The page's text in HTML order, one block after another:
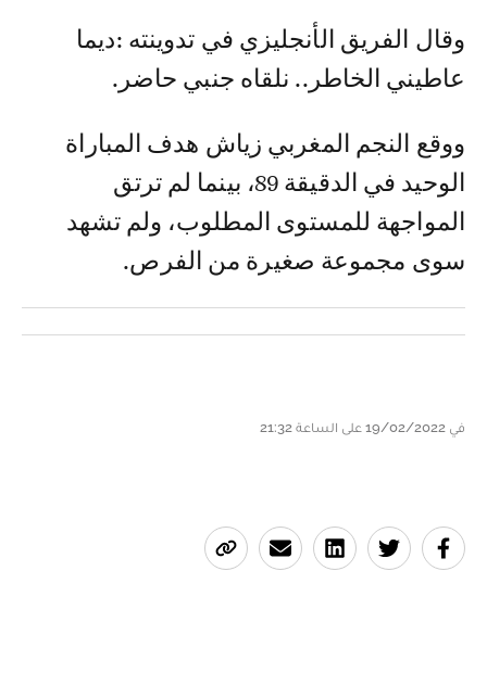
وقال الفريق الأنجليزي في تدوينته :ديما
عاطيني الخاطر.. نلقاه جنبي حاضر.
ووقع النجم المغربي زياش هدف المباراة
الوحيد في الدقيقة 89، بينما لم ترتق
المواجهة للمستوى المطلوب، ولم تشهد
سوى مجموعة صغيرة من الفرص.
في 19/02/2022 على الساعة 21:32